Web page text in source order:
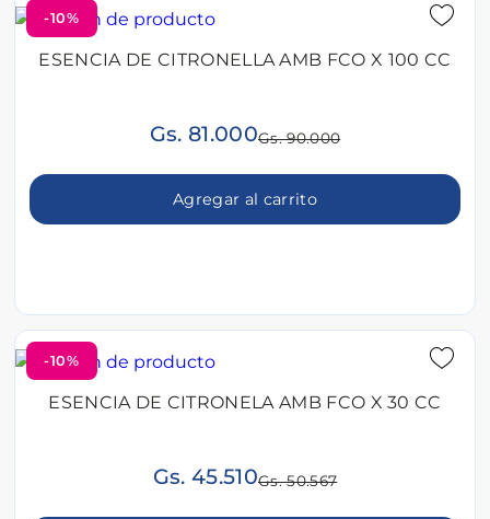
-10%
ESENCIA DE CITRONELLA AMB FCO X 100 CC
Gs. 81.000Gs. 90.000
Agregar al carrito
-10%
ESENCIA DE CITRONELA AMB FCO X 30 CC
Gs. 45.510Gs. 50.567